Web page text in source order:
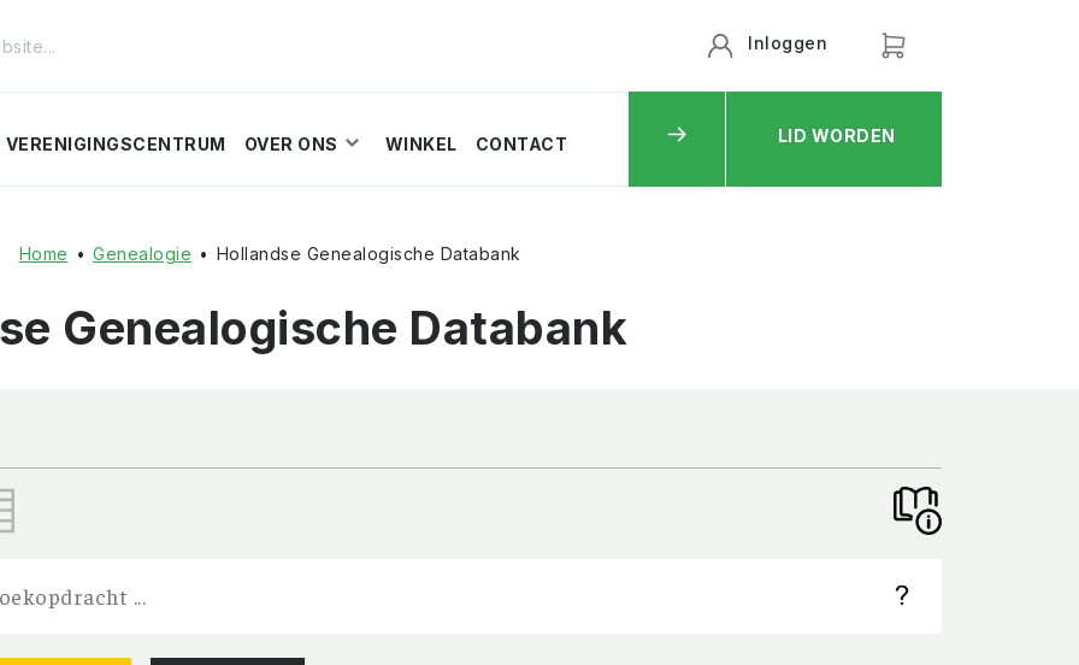
VERENIGINGSCENTRUM OVER ONS WINKEL CONTACT
Inloggen
LID WORDEN
Home • Genealogie • Hollandse Genealogische Databank
Genealogische Databank